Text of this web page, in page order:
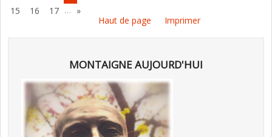
15
16 17 … »
Haut de page
Imprimer
MONTAIGNE AUJOURD'HUI